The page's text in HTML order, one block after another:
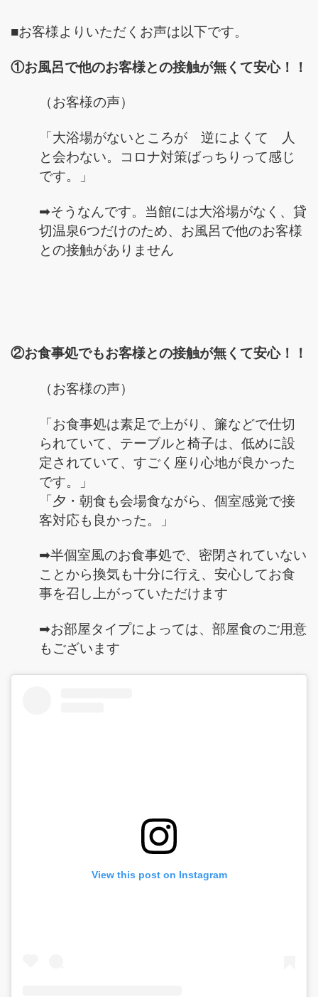
■お客様よりいただくお声は以下です。
①お風呂で他のお客様との接触が無くて安心！！
（お客様の声）
「大浴場がないところが 逆によくて 人
と会わない。コロナ対策ばっちりって感じ
です。」
➡そうなんです。当館には大浴場がなく、貸
切温泉6つだけのため、お風呂で他のお客様
との接触がありません
②お食事処でもお客様との接触が無くて安心！！
（お客様の声）
「お食事処は素足で上がり、簾などで仕切
られていて、テーブルと椅子は、低めに設
定されていて、すごく座り心地が良かった
です。」
「夕・朝食も会場食ながら、個室感覚で接
客対応も良かった。」
➡半個室風のお食事処で、密閉されていない
ことから換気も十分に行え、安心してお食
事を召し上がっていただけます
➡お部屋タイプによっては、部屋食のご用意
もございます
View this post on Instagram